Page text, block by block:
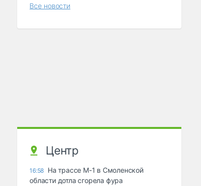
Все новости
Центр
16:58 На трассе М-1 в Смоленской
области дотла сгорела фура